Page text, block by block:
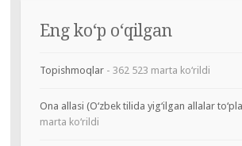
Eng ko‘p o‘qilgan
Topishmoqlar- 362 523 marta ko‘rildi
Ona allasi (O‘zbek tilida yig‘ilgan allalar
marta ko‘rildi